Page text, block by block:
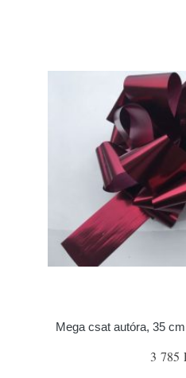
Mega csat autóra, 35
3 785